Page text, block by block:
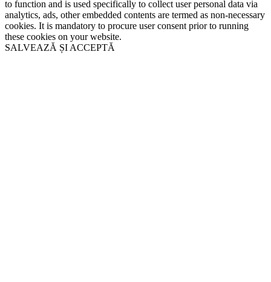
to function and is used specifically to collect user personal data via
analytics, ads, other embedded contents are termed as non-necessary
cookies. It is mandatory to procure user consent prior to running
these cookies on your website.
SALVEAZĂ ȘI ACCEPTĂ